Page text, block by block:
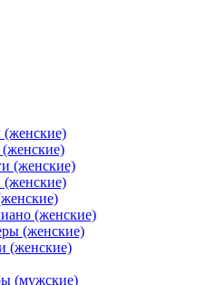
(женские)
(женские)
(женские)
(женские)
(мужские)